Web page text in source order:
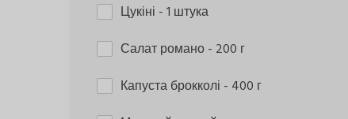
Цукіні - 1 штука
Салат романо- 200 г
Капуста брокколі - 400 г